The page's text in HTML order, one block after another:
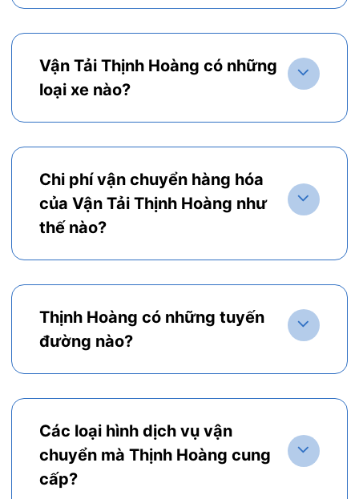
Vận Tải Thịnh Hoàng có những
loại xe nào?
Chi phí vận chuyển hàng hóa
của Vận Tải Thịnh Hoàng như
thế nào?
Thịnh Hoàng có những tuyến
đường nào?
Các loại hình dịch vụ vận
chuyển mà Thịnh Hoàng cung
cấp?